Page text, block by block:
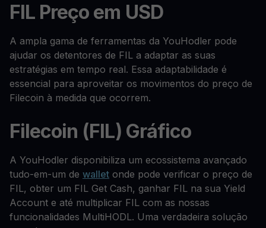
FIL Preço em USD
A ampla gama de ferramentas da YouHodler pode
ajudar os detentores de FIL a adaptar as suas
estratégias em tempo real. Essa adaptabilidade é
essencial para aproveitar os movimentos do preço de
Filecoin à medida que ocorrem.
Filecoin (FIL) Gráfico
A YouHodler disponibiliza um ecossistema avançado
tudo-em-um de wallet onde pode verificar o preço de
FIL, obter um FIL Get Cash, ganhar FIL na sua Yield
Account e até multiplicar FIL com as nossas
funcionalidades MultiHODL. Uma verdadeira solução